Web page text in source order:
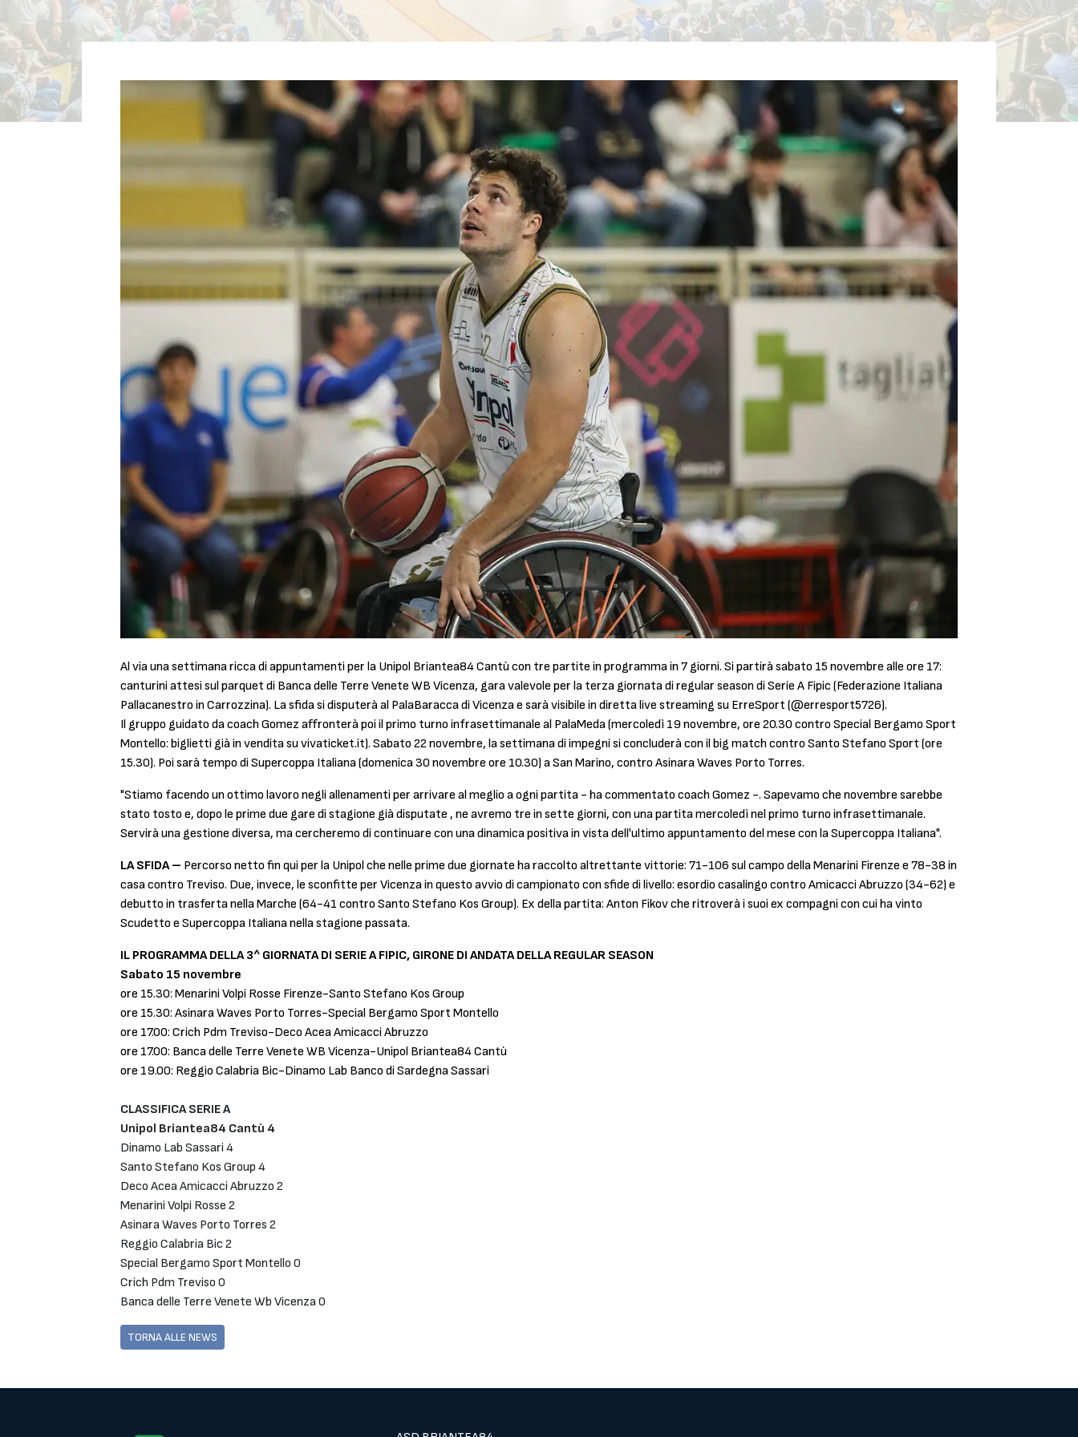
Al via una settimana ricca di appuntamenti per la Unipol Briantea84 Cantù con tre partite in programma in 7 giorni. Si partirà sabato 15 novembre alle ore 17:
canturini attesi sul parquet di Banca delle Terre Venete WB Vicenza, gara valevole per la terza giornata di regular season di Serie A Fipic (Federazione Italiana
Pallacanestro in Carrozzina). La sfida si disputerà al PalaBaracca di Vicenza e sarà visibile in diretta live streaming su ErreSport (@erresport5726).
Il gruppo guidato da coach Gomez affronterà poi il primo turno infrasettimanale al PalaMeda (mercoledì 19 novembre, ore 20.30 contro Special Bergamo Sport
Montello: biglietti già in vendita su vivaticket.it). Sabato 22 novembre, la settimana di impegni si concluderà con il big match contro Santo Stefano Sport (ore
15.30). Poi sarà tempo di Supercoppa Italiana (domenica 30 novembre ore 10.30) a San Marino, contro Asinara Waves Porto Torres.
"Stiamo facendo un ottimo lavoro negli allenamenti per arrivare al meglio a ogni partita - ha commentato coach Gomez -. Sapevamo che novembre sarebbe
stato tosto e, dopo le prime due gare di stagione già disputate , ne avremo tre in sette giorni, con una partita mercoledì nel primo turno infrasettimanale.
Servirà una gestione diversa, ma cercheremo di continuare con una dinamica positiva in vista dell'ultimo appuntamento del mese con la Supercoppa Italiana".
LA SFIDA – Percorso netto fin qui per la Unipol che nelle prime due giornate ha raccolto altrettante vittorie: 71-106 sul campo della Menarini Firenze e 78-38 in
casa contro Treviso. Due, invece, le sconfitte per Vicenza in questo avvio di campionato con sfide di livello: esordio casalingo contro Amicacci Abruzzo (34-62) e
debutto in trasferta nella Marche (64-41 contro Santo Stefano Kos Group). Ex della partita: Anton Fikov che ritroverà i suoi ex compagni con cui ha vinto
Scudetto e Supercoppa Italiana nella stagione passata.
IL PROGRAMMA DELLA 3^ GIORNATA DI SERIE A FIPIC, GIRONE DI ANDATA DELLA REGULAR SEASON
Sabato 15 novembre
ore 15.30: Menarini Volpi Rosse Firenze-Santo Stefano Kos Group
ore 15.30: Asinara Waves Porto Torres-Special Bergamo Sport Montello
ore 17.00: Crich Pdm Treviso-Deco Acea Amicacci Abruzzo
ore 17.00: Banca delle Terre Venete WB Vicenza-Unipol Briantea84 Cantù
ore 19.00: Reggio Calabria Bic-Dinamo Lab Banco di Sardegna Sassari
CLASSIFICA SERIE A
Unipol Briantea84 Cantù 4
Dinamo Lab Sassari 4
Santo Stefano Kos Group 4
Deco Acea Amicacci Abruzzo 2
Menarini Volpi Rosse 2
Asinara Waves Porto Torres 2
Reggio Calabria Bic 2
Special Bergamo Sport Montello 0
Crich Pdm Treviso 0
Banca delle Terre Venete Wb Vicenza 0
TORNA ALLE NEWS